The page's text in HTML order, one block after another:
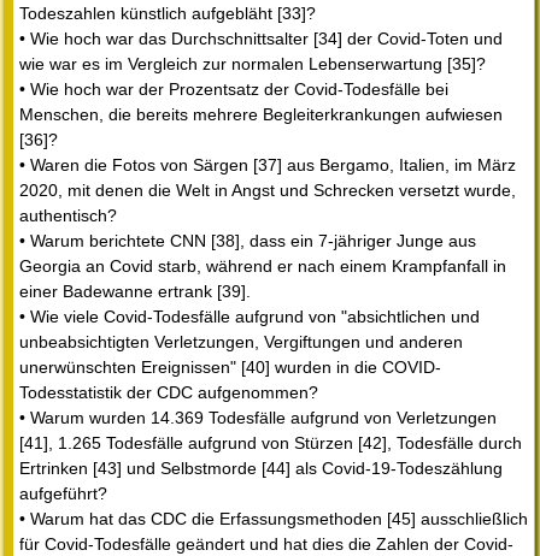
Todeszahlen künstlich aufgebläht [33]?
• Wie hoch war das Durchschnittsalter [34] der Covid-Toten und
wie war es im Vergleich zur normalen Lebenserwartung [35]?
• Wie hoch war der Prozentsatz der Covid-Todesfälle bei
Menschen, die bereits mehrere Begleiterkrankungen aufwiesen
[36]?
• Waren die Fotos von Särgen [37] aus Bergamo, Italien, im März
2020, mit denen die Welt in Angst und Schrecken versetzt wurde,
authentisch?
• Warum berichtete CNN [38], dass ein 7-jähriger Junge aus
Georgia an Covid starb, während er nach einem Krampfanfall in
einer Badewanne ertrank [39].
• Wie viele Covid-Todesfälle aufgrund von "absichtlichen und
unbeabsichtigten Verletzungen, Vergiftungen und anderen
unerwünschten Ereignissen" [40] wurden in die COVID-
Todesstatistik der CDC aufgenommen?
• Warum wurden 14.369 Todesfälle aufgrund von Verletzungen
[41], 1.265 Todesfälle aufgrund von Stürzen [42], Todesfälle durch
Ertrinken [43] und Selbstmorde [44] als Covid-19-Todeszählung
aufgeführt?
• Warum hat das CDC die Erfassungsmethoden [45] ausschließlich
für Covid-Todesfälle geändert und hat dies die Zahlen der Covid-